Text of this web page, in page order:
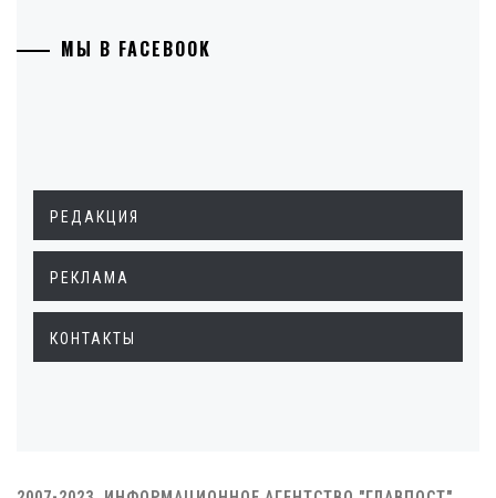
МЫ В FACEBOOK
РЕДАКЦИЯ
РЕКЛАМА
КОНТАКТЫ